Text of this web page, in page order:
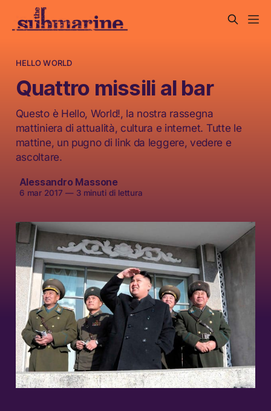
HELLO WORLD
Quattro missili al bar
Questo è Hello, World!, la nostra rassegna
mattiniera di attualità, cultura e internet. Tutte le
mattine, un pugno di link da leggere, vedere e
ascoltare.
Alessandro Massone
6 mar 2017 —3 minuti di lettura